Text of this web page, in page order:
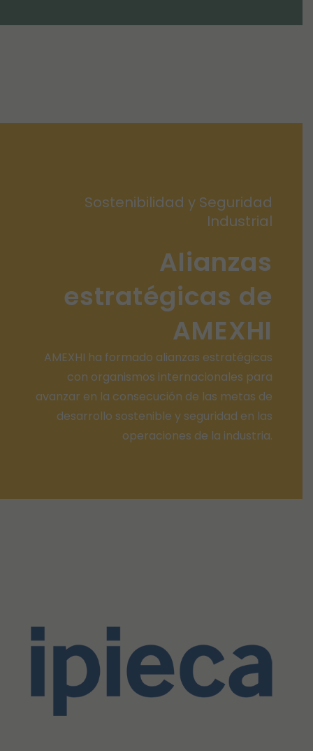
Sostenibilidad y Seguridad
Industrial
Alianzas
estratégicas de
AMEXHI
AMEXHI ha formado alianzas estratégicas
con organismos internacionales para
avanzar en la consecución de las metas de
desarrollo sostenible y seguridad en las
operaciones de la industria.